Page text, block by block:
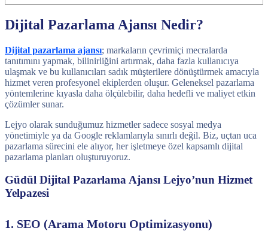
Dijital Pazarlama Ajansı Nedir?
Dijital pazarlama ajansı; markaların çevrimiçi mecralarda
tanıtımını yapmak, bilinirliğini artırmak, daha fazla kullanıcıya
ulaşmak ve bu kullanıcıları sadık müşterilere dönüştürmek amacıyla
hizmet veren profesyonel ekiplerden oluşur. Geleneksel pazarlama
yöntemlerine kıyasla daha ölçülebilir, daha hedefli ve maliyet etkin
çözümler sunar.
Lejyo olarak sunduğumuz hizmetler sadece sosyal medya
yönetimiyle ya da Google reklamlarıyla sınırlı değil. Biz, uçtan uca
pazarlama sürecini ele alıyor, her işletmeye özel kapsamlı dijital
pazarlama planları oluşturuyoruz.
Güdül Dijital Pazarlama Ajansı Lejyo’nun Hizmet
Yelpazesi
1. SEO (Arama Motoru Optimizasyonu)